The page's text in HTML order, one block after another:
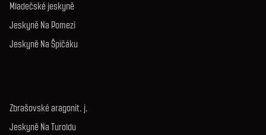
Mladečské jeskyně
Jeskyně Na Pomezí
Jeskyně Na Špičáku
Zbrašovské aragonit. j.
Jeskyně Na Turoldu